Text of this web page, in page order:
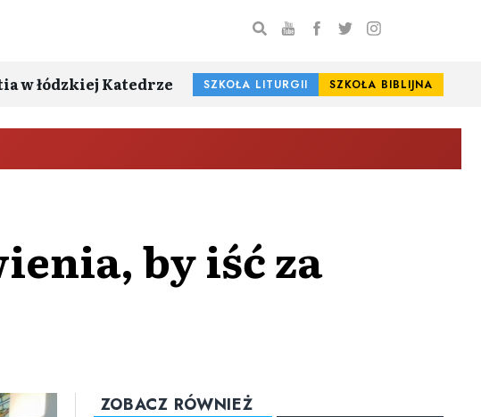
w łódzkiej Katedrze SZKOŁA LITURGII SZKOŁA BIBLIJNA
by iść za
ZOBACZ RÓWNIEŻ